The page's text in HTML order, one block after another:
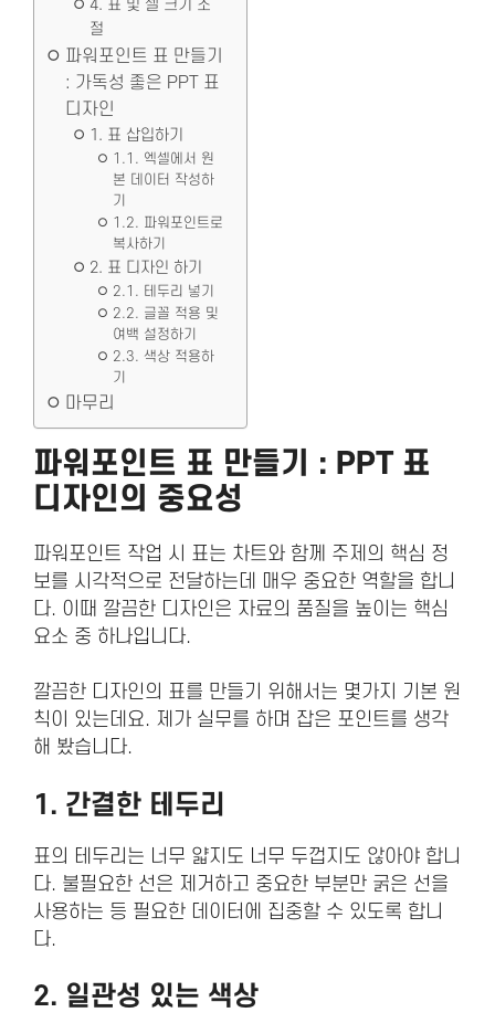
4. 표 및 셀 크기 조
절
파워포인트 표 만들기
: 가독성 좋은 PPT 표
디자인
1. 표 삽입하기
1.1. 엑셀에서 원
본 데이터 작성하
기
1.2. 파워포인트로
복사하기
2. 표 디자인 하기
2.1. 테두리 넣기
2.2. 글꼴 적용 및
여백 설정하기
2.3. 색상 적용하
기
마무리
파워포인트 표 만들기 : PPT 표
디자인의 중요성
파워포인트 작업 시 표는 차트와 함께 주제의 핵심 정
보를 시각적으로 전달하는데 매우 중요한 역할을 합니
다. 이때 깔끔한 디자인은 자료의 품질을 높이는 핵심
요소 중 하나입니다.
깔끔한 디자인의 표를 만들기 위해서는 몇가지 기본 원
칙이 있는데요. 제가 실무를 하며 잡은 포인트를 생각
해 봤습니다.
1. 간결한 테두리
표의 테두리는 너무 얇지도 너무 두껍지도 않아야 합니
다. 불필요한 선은 제거하고 중요한 부분만 굵은 선을
사용하는 등 필요한 데이터에 집중할 수 있도록 합니
다.
2. 일관성 있는 색상